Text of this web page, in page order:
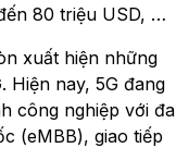
80 triệu USD, …
xuất hiện những
Hiện nay, 5G đang
công nghiệp với đa
(eMBB), giao tiếp